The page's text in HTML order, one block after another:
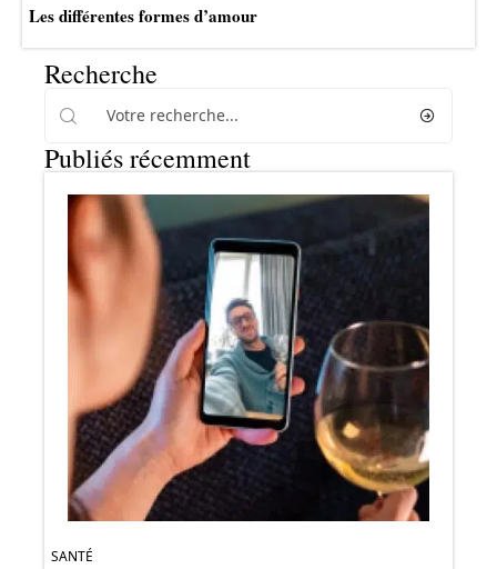
Les différentes formes d’amour
Recherche
Publiés récemment
SANTÉ